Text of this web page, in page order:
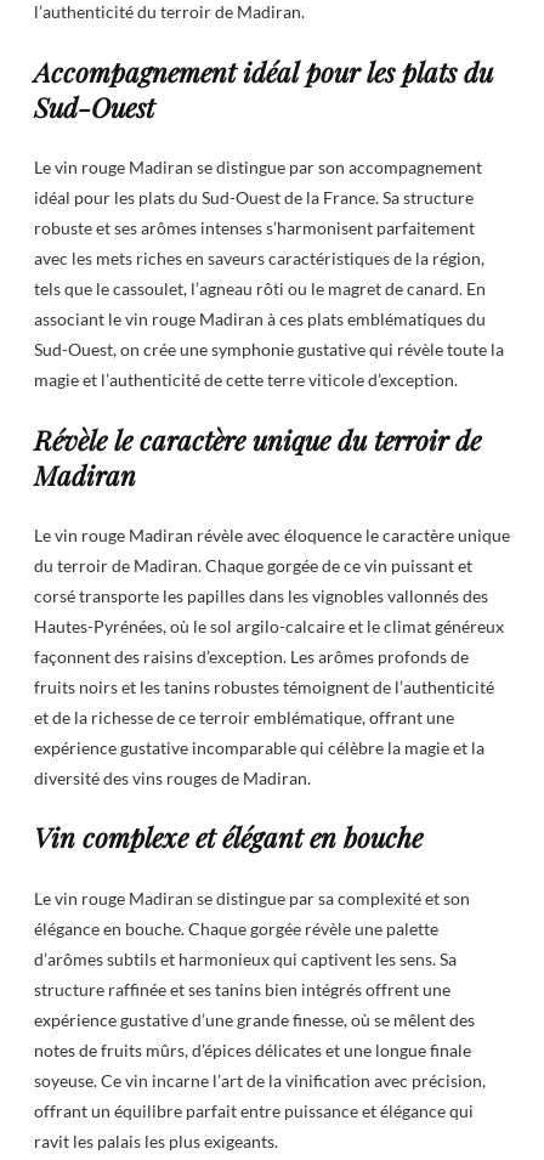
l’authenticité du terroir de Madiran.
Accompagnement idéal pour les plats du
Sud-Ouest
Le vin rouge Madiran se distingue par son accompagnement
idéal pour les plats du Sud-Ouest de la France. Sa structure
robuste et ses arômes intenses s’harmonisent parfaitement
avec les mets riches en saveurs caractéristiques de la région,
tels que le cassoulet, l’agneau rôti ou le magret de canard. En
associant le vin rouge Madiran à ces plats emblématiques du
Sud-Ouest, on crée une symphonie gustative qui révèle toute la
magie et l’authenticité de cette terre viticole d’exception.
Révèle le caractère unique du terroir de
Madiran
Le vin rouge Madiran révèle avec éloquence le caractère unique
du terroir de Madiran. Chaque gorgée de ce vin puissant et
corsé transporte les papilles dans les vignobles vallonnés des
Hautes-Pyrénées, où le sol argilo-calcaire et le climat généreux
façonnent des raisins d’exception. Les arômes profonds de
fruits noirs et les tanins robustes témoignent de l’authenticité
et de la richesse de ce terroir emblématique, offrant une
expérience gustative incomparable qui célèbre la magie et la
diversité des vins rouges de Madiran.
Vin complexe et élégant en bouche
Le vin rouge Madiran se distingue par sa complexité et son
élégance en bouche. Chaque gorgée révèle une palette
d’arômes subtils et harmonieux qui captivent les sens. Sa
structure raffinée et ses tanins bien intégrés offrent une
expérience gustative d’une grande finesse, où se mêlent des
notes de fruits mûrs, d’épices délicates et une longue finale
soyeuse. Ce vin incarne l’art de la vinification avec précision,
offrant un équilibre parfait entre puissance et élégance qui
ravit les palais les plus exigeants.